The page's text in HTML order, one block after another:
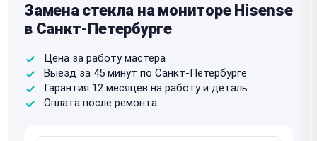
Замена стекла на мониторе Hisense
в Санкт-Петербурге
Цена за работу мастера
Выезд за 45 минут по Санкт-Петербурге
Гарантия 12 месяцев на работу и деталь
Оплата после ремонта